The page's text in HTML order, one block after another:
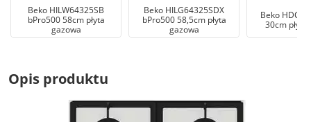
Beko HILW64325SB
bPro500 58cm płyta
gazowa
Beko HILG64325SDX
bPro500 58,5cm płyta
gazowa
Beko HDCG
30cm płyta
Opis produktu